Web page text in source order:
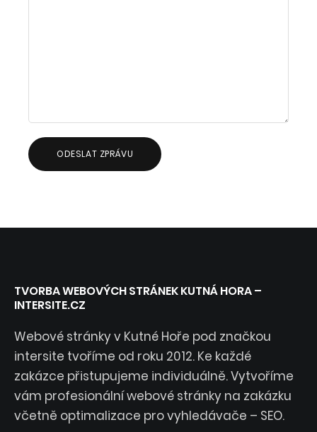
TVORBA WEBOVÝCH STRÁNEK KUTNÁ HORA –
INTERSITE.CZ
Webové stránky v Kutné Hoře pod značkou
intersite tvoříme od roku 2012. Ke každé
zakázce přistupujeme individuálně. Vytvoříme
vám profesionální webové stránky na zakázku
včetně optimalizace pro vyhledávače – SEO.